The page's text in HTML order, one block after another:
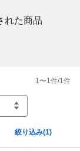
れた商品
1 〜1 件/1 件
絞り込み(1)